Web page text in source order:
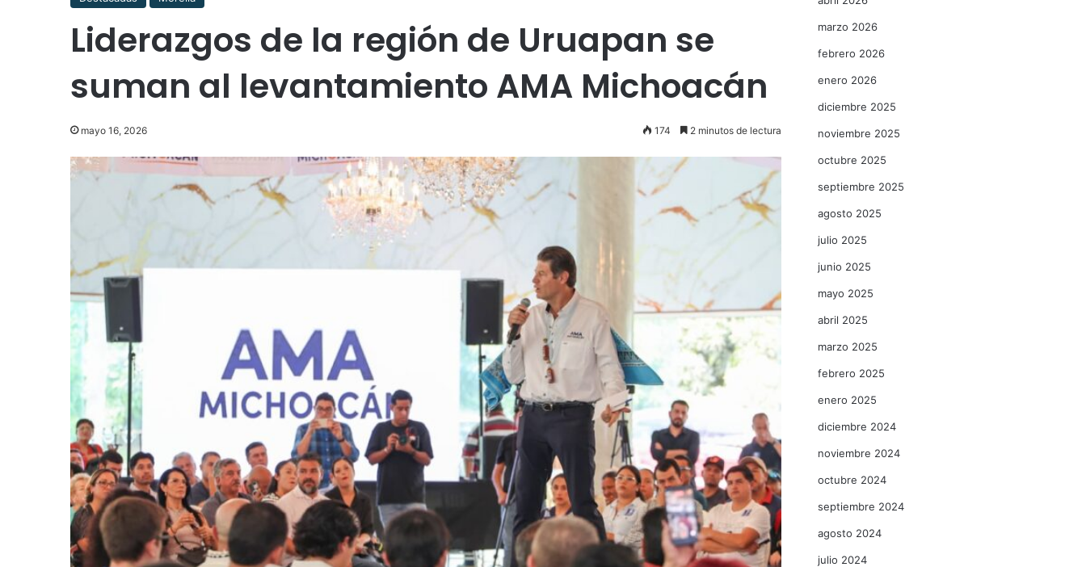
Liderazgos de la región de Uruapan se
suman al levantamiento AMA Michoacán
mayo 16, 2026 174 2 minutos de lectura
marzo 2026
febrero 2026
enero 2026
diciembre 2025
noviembre 2025
octubre 2025
septiembre 2025
agosto 2025
julio 2025
junio 2025
mayo 2025
abril 2025
marzo 2025
febrero 2025
enero 2025
diciembre 2024
noviembre 2024
octubre 2024
septiembre 2024
agosto 2024
julio 2024